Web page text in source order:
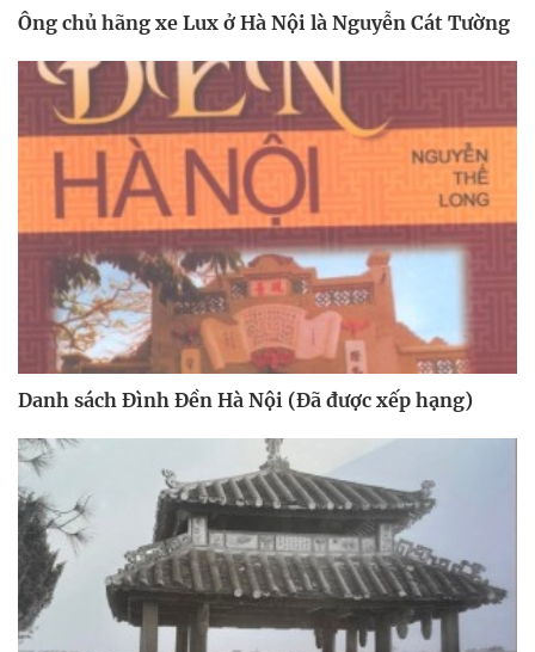
Ông chủ hãng xe Lux ở Hà Nội là Nguyễn Cát Tường
Danh sách Đình Đền Hà Nội (Đã được xếp hạng)